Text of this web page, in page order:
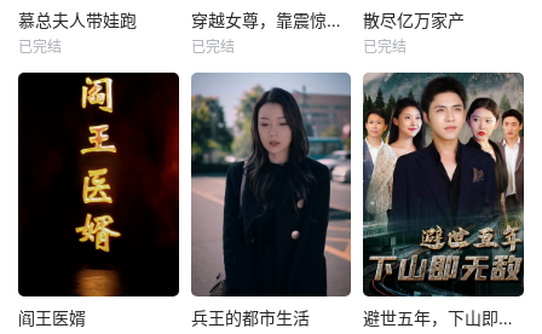
慕总夫人带娃跑
已完结
穿越女尊，靠震惊系统躺赢
已完结
散尽亿万家产
已完结
阎王医婿 兵王的都市生活 避世五年，下山即无敌